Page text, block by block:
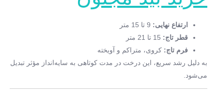
ارتفاع نهایی:
قطر تاج:
فرم تاج: کروی، متراکم و آویخته
به دلیل رشد سریع، این درخت در مدت کوتاهی به سایه‌انداز مؤثر تبدیل
می‌شود.